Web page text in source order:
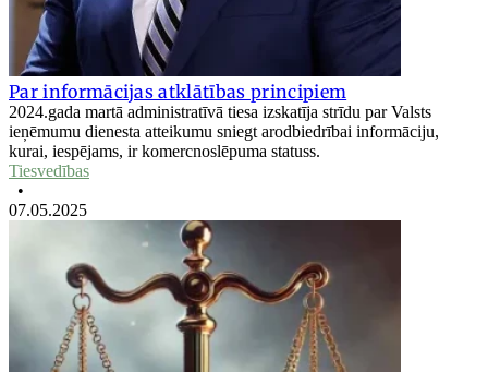
Par informācijas atklātības principiem
2024.gada martā administratīvā tiesa izskatīja strīdu par Valsts
ieņēmumu dienesta atteikumu sniegt arodbiedrībai informāciju,
kurai, iespējams, ir komercnoslēpuma statuss.
Tiesvedības
•
07.05.2025